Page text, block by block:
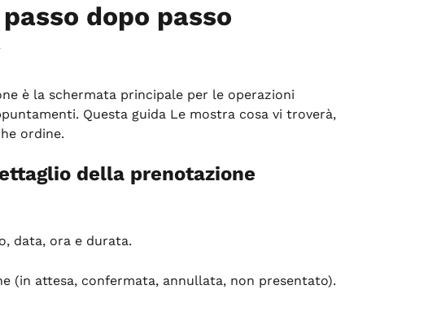
dopo passo
è la schermata principale per le operazioni
Questa guida Le mostra cosa vi troverà,
ordine.
della prenotazione
data, ora e durata.
(in attesa, confermata, annullata, non presentato).